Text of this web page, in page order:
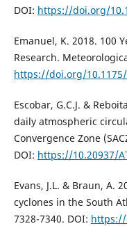
DOI: https://doi.org/
Emanuel, K. 2018. 100
Research.
https://doi.org/10.1175/
Escobar, G.C.J. &
daily atmospheric
Convergence Zone
DOI: https://10.20937/
Evans, J.L. & Braun, A.
cyclones in the South
7328-7340. DOI: https://